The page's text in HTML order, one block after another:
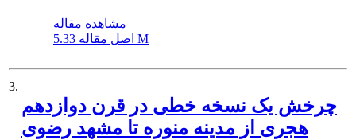
مشاهده مقاله
اصل مقاله 5.33 M
3.
چرخش یک نسخه خطی در قرن دوازدهم
هجری از مدینه منوره تا مشهد رضوی